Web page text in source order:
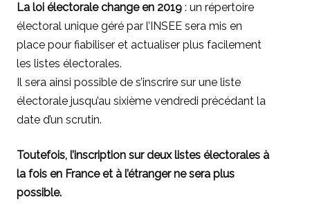
La loi électorale change en 2019 : un répertoire
électoral unique géré par l’INSEE sera mis en
place pour fiabiliser et actualiser plus facilement
les listes électorales.
Il sera ainsi possible de s’inscrire sur une liste
électorale jusqu’au sixième vendredi précédant la
date d’un scrutin.
Toutefois, l’inscription sur deux listes électorales à
la fois en France et à l’étranger ne sera plus
possible.